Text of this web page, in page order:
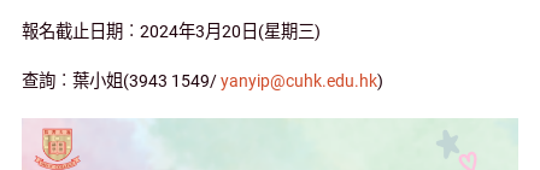
報名截止日期︰ 2024年3月20 日 (星期三)
查詢︰葉小姐(3943 1549/yanyip@cuhk.edu.hk)